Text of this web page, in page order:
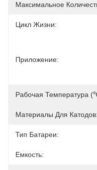
Максимальное
Цикл Жизни:
Приложение:
Рабочая Температура
Материалы Для Катодов:
Тип Батареи:
Емкость: